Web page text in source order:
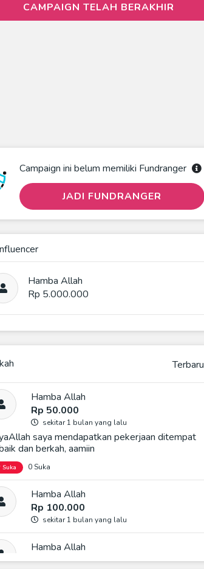
CAMPAIGN TELAH BERAKHIR
Campaign ini belum memiliki Fundranger
JADI FUNDRANGER
Hamba Allah
Rp 5.000.000
Terbaru
Hamba Allah
Rp 50.000
sekitar 1 bulan yang lalu
saya mendapatkan pekerjaan ditempat
dan berkah, aamiin
Suka 0 Suka
Hamba Allah
Rp 100.000
sekitar 1 bulan yang lalu
Hamba Allah
Rp 50.000